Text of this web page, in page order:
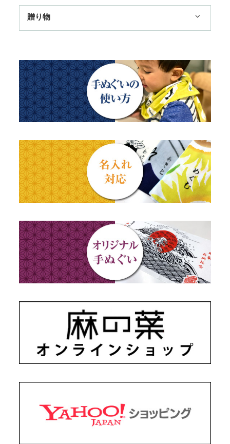
季節のおすすめ
浮世絵・名画名作・古典
干支・富士・招福・縁起物
動物・その他
江戸小紋・総柄・無地
藍染め・絞り染め
ギフトセット
トートバッグ
チーフ・風呂敷
ステーショナリー
TokyoTokyo選定商品
タペストリー・掛軸・パネル額
のれん
贈り物
母の日ギフト
父の日ギフト
出産祝い
秋のギフト